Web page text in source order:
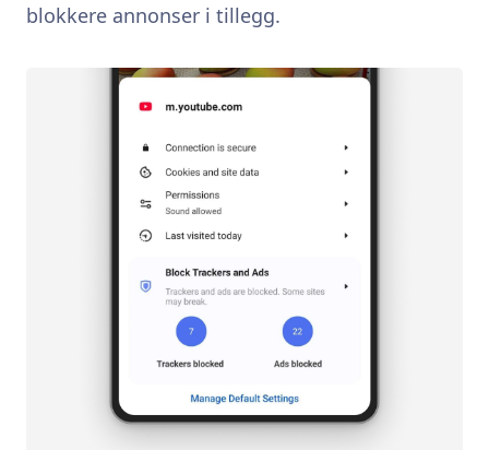
blokkere annonser i tillegg.